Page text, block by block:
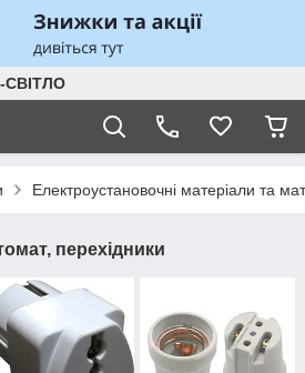
СВІТЛО
Електроустановочні матеріали та
перехідники